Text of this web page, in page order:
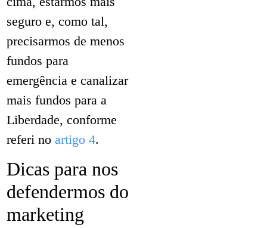
seguro e, como tal,
precisarmos de menos
fundos para
emergência e canalizar
mais fundos para a
Liberdade, conforme
referi no artigo 4.
Dicas para nos
defendermos do
marketing